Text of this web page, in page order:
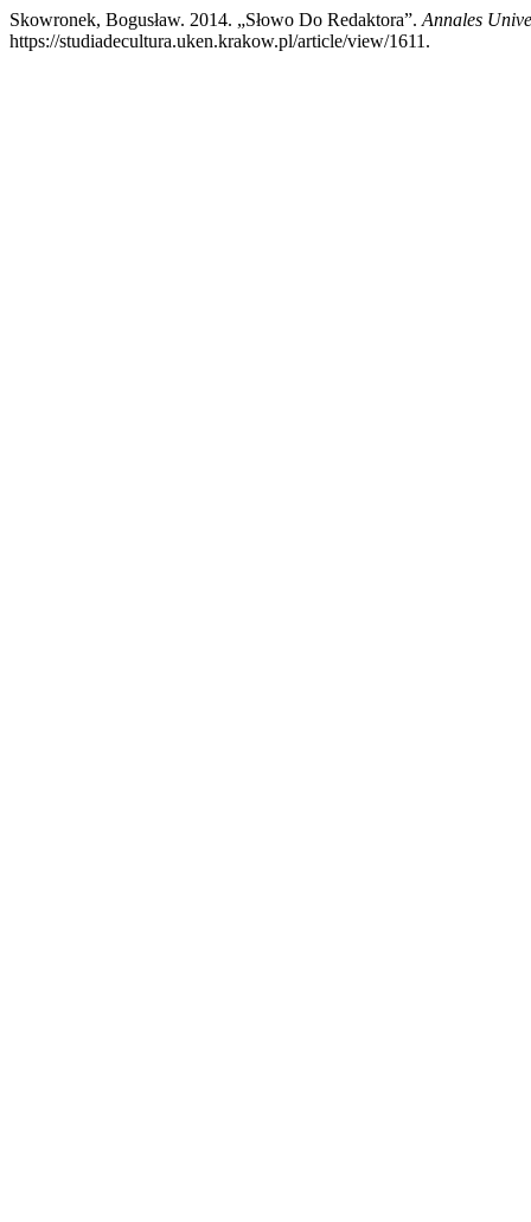
Skowronek, Bogusław. 2014. „Słowo Do Redaktora”. Annales
https://studiadecultura.uken.krakow.pl/article/view/1611.